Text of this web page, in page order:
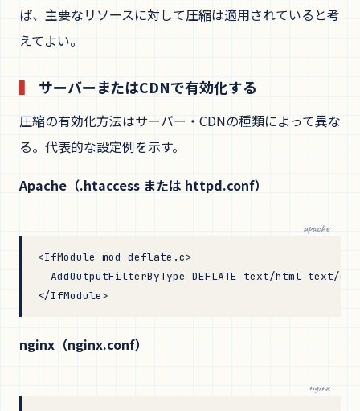
ば、主要なリソースに対して圧縮は適用されていると考
えてよい。
サーバーまたはCDNで有効化する
圧縮の有効化方法はサーバー・CDNの種類によって異な
る。代表的な設定例を示す。
Apache（.htaccess または httpd.conf）
apache
<IfModule mod_deflate.c>
  AddOutputFilterByType
DEFLATE text/html text/css
</IfModule>
nginx（nginx.conf）
nginx